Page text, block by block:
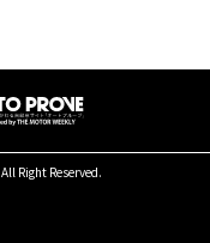
Right Reserved.